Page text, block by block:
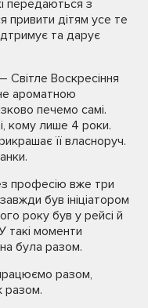
передаються з
привити дітям усе те
та дарує
Світле Воскресіння
ароматною
печемо самі.
кому лише 4 роки.
її власноруч.
професію вже три
був ініціатором
року був у рейсі й
такі моменти
була разом.
разом,
разом.